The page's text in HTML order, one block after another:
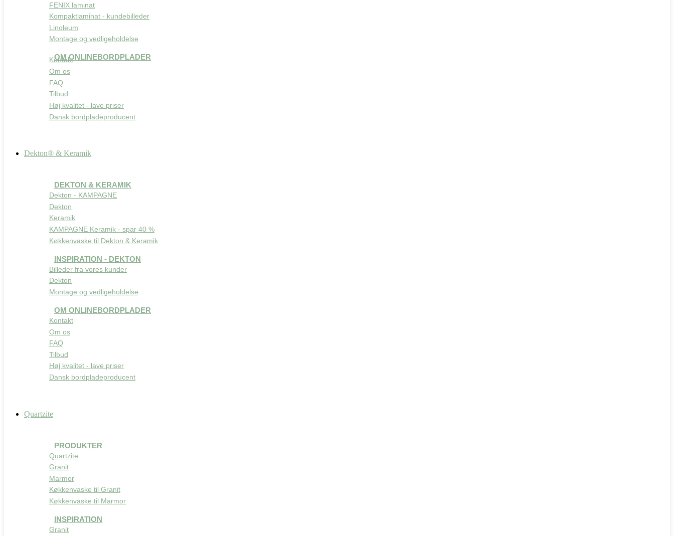
FENIX laminat
Kompaktlaminat - kundebilleder
Linoleum
Montage og vedligeholdelse
OM ONLINEBORDPLADER
Kontakt
Om os
FAQ
Tilbud
Høj kvalitet - lave priser
Dansk bordpladeproducent
Dekton® & Keramik
DEKTON & KERAMIK
Dekton - KAMPAGNE
Dekton
Keramik
KAMPAGNE Keramik - spar 40 %
Køkkenvaske til Dekton & Keramik
INSPIRATION - DEKTON
Billeder fra vores kunder
Dekton
Montage og vedligeholdelse
OM ONLINEBORDPLADER
Kontakt
Om os
FAQ
Tilbud
Høj kvalitet - lave priser
Dansk bordpladeproducent
Quartzite
PRODUKTER
Quartzite
Granit
Marmor
Køkkenvaske til Granit
Køkkenvaske til Marmor
INSPIRATION
Granit